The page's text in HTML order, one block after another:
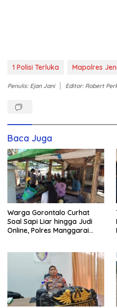
1 Polisi Terluka Mapolres
Penulis: Ejan Jani Editor: Robert
Baca Juga
Warga Gorontalo Curhat
Soal Sapi Liar hingga Judi
Online, Polres Manggarai